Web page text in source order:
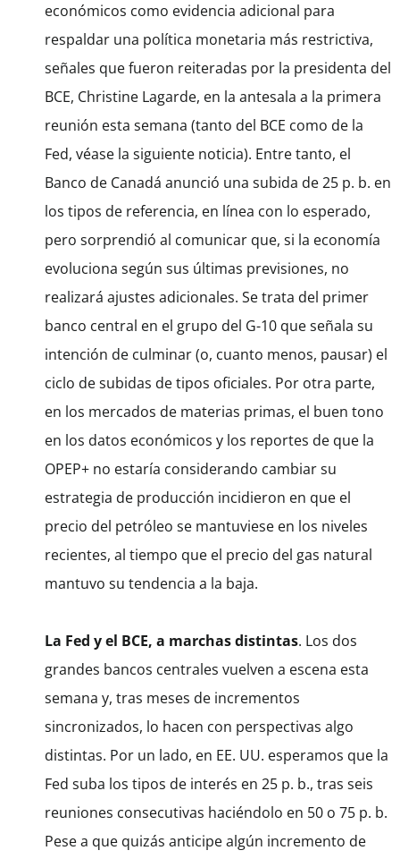
económicos como evidencia adicional para
respaldar una política monetaria más restrictiva,
señales que fueron reiteradas por la presidenta del
BCE, Christine Lagarde, en la antesala a la primera
reunión esta semana (tanto del BCE como de la
Fed, véase la siguiente noticia). Entre tanto, el
Banco de Canadá anunció una subida de 25 p. b. en
los tipos de referencia, en línea con lo esperado,
pero sorprendió al comunicar que, si la economía
evoluciona según sus últimas previsiones, no
realizará ajustes adicionales. Se trata del primer
banco central en el grupo del G-10 que señala su
intención de culminar (o, cuanto menos, pausar) el
ciclo de subidas de tipos oficiales. Por otra parte,
en los mercados de materias primas, el buen tono
en los datos económicos y los reportes de que la
OPEP+ no estaría considerando cambiar su
estrategia de producción incidieron en que el
precio del petróleo se mantuviese en los niveles
recientes, al tiempo que el precio del gas natural
mantuvo su tendencia a la baja.
La Fed y el BCE, a marchas distintas. Los dos
grandes bancos centrales vuelven a escena esta
semana y, tras meses de incrementos
sincronizados, lo hacen con perspectivas algo
distintas. Por un lado, en EE. UU. esperamos que la
Fed suba los tipos de interés en 25 p. b., tras seis
reuniones consecutivas haciéndolo en 50 o 75 p. b.
Pese a que quizás anticipe algún incremento de